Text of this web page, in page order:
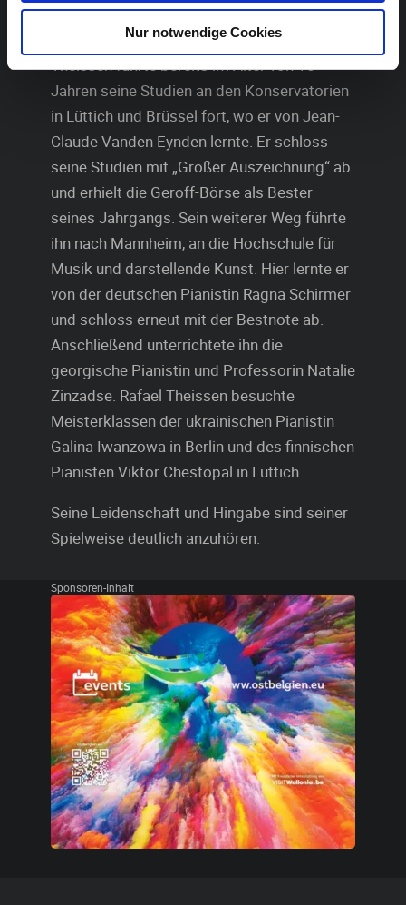
Nur notwendige Cookies
Cornelius Meyer, der vom deutschen
Pianisten Detlev Kraus ausgebildet wurde.
Theissen führte bereits im Alter von 15
Jahren seine Studien an den Konservatorien
in Lüttich und Brüssel fort, wo er von Jean-
Claude Vanden Eynden lernte. Er schloss
seine Studien mit „Großer Auszeichnung“ ab
und erhielt die Geroff-Börse als Bester
seines Jahrgangs. Sein weiterer Weg führte
ihn nach Mannheim, an die Hochschule für
Musik und darstellende Kunst. Hier lernte er
von der deutschen Pianistin Ragna Schirmer
und schloss erneut mit der Bestnote ab.
Anschließend unterrichtete ihn die
georgische Pianistin und Professorin Natalie
Zinzadse. Rafael Theissen besuchte
Meisterklassen der ukrainischen Pianistin
Galina Iwanzowa in Berlin und des finnischen
Pianisten Viktor Chestopal in Lüttich.
Seine Leidenschaft und Hingabe sind seiner
Spielweise deutlich anzuhören.
Sponsoren-Inhalt